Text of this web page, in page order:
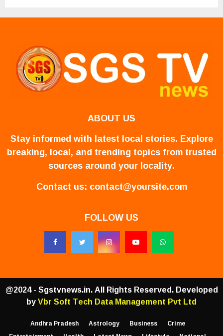
ABOUT US
Stay informed with latest local stories. Explore
breaking, local, and trending topics from trusted
sources around your locality.
Contact us: contact@yoursite.com
FOLLOW US
@2024 - Sgstvnews.in. All Rights Reserved. Developed
byVbr Soft Tech Data Management Pvt Ltd
Andhra Pradesh Astrology Business
Crime